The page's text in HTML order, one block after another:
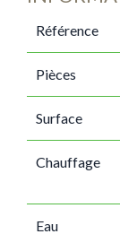
Référence
Pièces
Surface
Chauffage
Eau